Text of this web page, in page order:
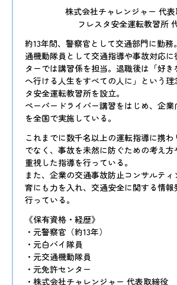
株式会社チャレンジャー 代
フレスタ安全運転教習所
約13年間、警察官として交通部門に勤
通機動隊員として交通指導や事故対応に
ターでは講習係を担当。退職後は「好
へ行ける人生をすべての人に」という理
タ安全運転教習所を設立。
ペーパードライバー講習をはじめ、企
を全国で実施している。
これまでに数千名以上の運転指導に携
でなく、事故を未然に防ぐための考え
重視した指導を行っている。
また、企業の交通事故防止コンサルテ
育にも力を入れ、交通安全に関する情報
行っている。
《保有資格・経歴》
・元警察官（約13年）
・元白バイ隊員
・元交通機動隊員
・元免許センター
・株式会社チャレンジャー 代表取締役